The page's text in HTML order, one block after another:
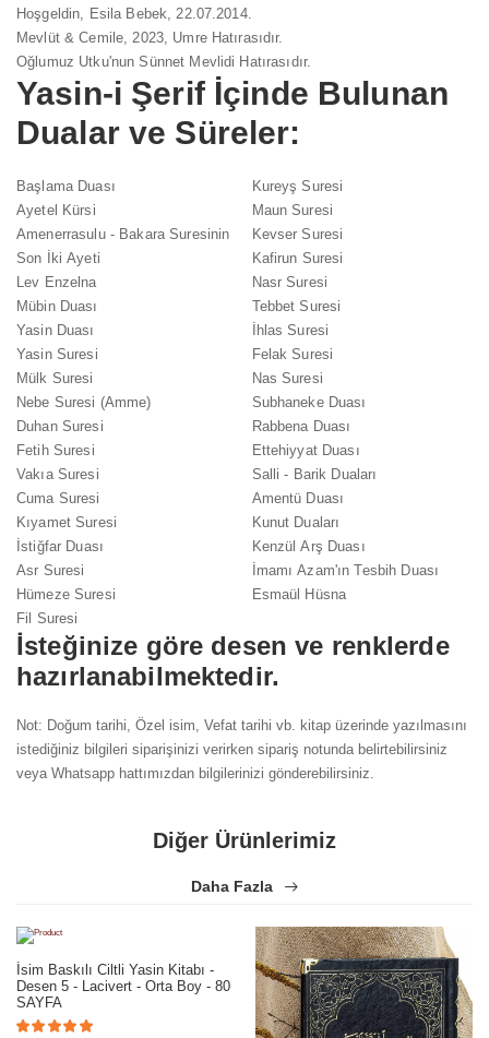
Hoşgeldin, Esila Bebek, 22.07.2014.
Mevlüt & Cemile, 2023, Umre Hatırasıdır.
Oğlumuz Utku'nun Sünnet Mevlidi Hatırasıdır.
Yasin-i Şerifİçinde Bulunan
Dualar ve Süreler:
Başlama Duası
Ayetel Kürsi
Amenerrasulu - Bakara Suresinin
Son İki Ayeti
Lev Enzelna
Mübin Duası
Yasin Duası
Yasin Suresi
Mülk Suresi
Nebe Suresi (Amme)
Duhan Suresi
Fetih Suresi
Vakıa Suresi
Cuma Suresi
Kıyamet Suresi
İstiğfar Duası
Asr Suresi
Hümeze Suresi
Fil Suresi
Kureyş Suresi
Maun Suresi
Kevser Suresi
Kafirun Suresi
Nasr Suresi
Tebbet Suresi
İhlas Suresi
Felak Suresi
Nas Suresi
Subhaneke Duası
Rabbena Duası
Ettehiyyat Duası
Salli - Barik Duaları
Amentü Duası
Kunut Duaları
Kenzül Arş Duası
İmamı Azam'ın Tesbih Duası
Esmaül Hüsna
İsteğinize göre desen ve renklerde
hazırlanabilmektedir.
Not: Doğum tarihi, Özel isim, Vefat tarihi vb. kitap üzerinde yazılmasını
istediğiniz bilgileri siparişinizi verirken sipariş notunda belirtebilirsiniz
veya Whatsapp hattımızdan bilgilerinizi gönderebilirsiniz.
Diğer Ürünlerimiz
Daha Fazla
İsim Baskılı Ciltli Yasin Kitabı -
Desen 5 - Lacivert - Orta Boy - 80
SAYFA